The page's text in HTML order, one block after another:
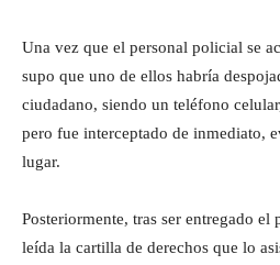
Una vez que el personal policial se
supo que uno de ellos habría
ciudadano, siendo un teléfono
pero fue interceptado de inmediato,
lugar.
Posteriormente, tras ser entregado el
leída la cartilla de derechos que lo